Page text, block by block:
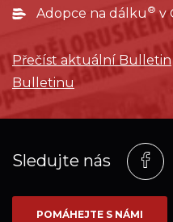
Adopce na dálku ®v
Přečíst aktuální Bulletin
Bulletinu
Sledujte nás
na
POMÁHEJTE S NÁMI